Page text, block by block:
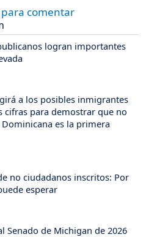
comentar
logran importantes
a los posibles inmigrantes
cifras para demostrar que no
es la primera
no ciudadanos inscritos: Por
esperar
Senado de Michigan de 2026